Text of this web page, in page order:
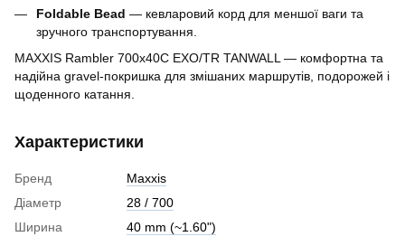
Foldable Bead — кевларовий корд для меншої ваги та
зручного транспортування.
MAXXIS Rambler 700x40C EXO/TR TANWALL — комфортна та
надійна gravel-покришка для змішаних маршрутів, подорожей і
щоденного катання.
Характеристики
Бренд
Maxxis
Діаметр
28 / 700
Ширина
40 mm (~1.60")